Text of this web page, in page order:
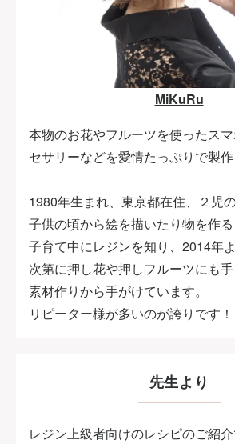
MiKuRu
本物のお花やフルーツを使ったス
セサリーなどを愛情たっぷりで製
1980年生まれ、東京都在住、２児の
子供の頃から絵を描いたり物を作る
子育て中にレジンを知り、2014年よ
次第に押し花や押しフルーツにも
素材作りから手がけています。
リピーター様が多いのが誇りです！
先生より
レジン上級者向けのレシピのご紹介